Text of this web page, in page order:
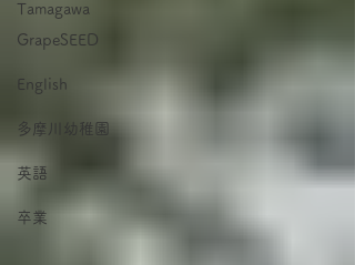
Tamagawa
GrapeSEED
English
多摩川幼稚園
英語
卒業